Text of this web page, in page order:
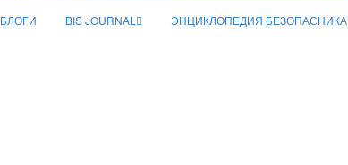
БЛОГИ BIS JOURNAL ЭНЦИКЛОПЕДИЯ БЕЗОПАСНИКА